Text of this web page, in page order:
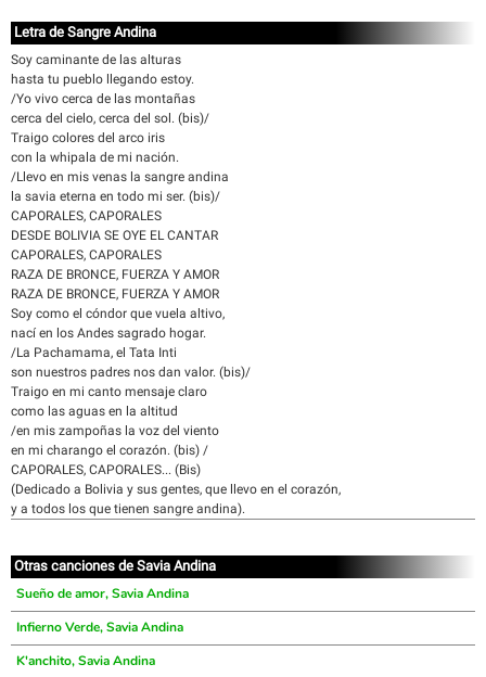
Letra de Sangre Andina
Soy caminante de las alturas
hasta tu pueblo llegando estoy.
/Yo vivo cerca de las montañas
cerca del cielo, cerca del sol. (bis)/
Traigo colores del arco iris
con la whipala de mi nación.
/Llevo en mis venas la sangre andina
la savia eterna en todo mi ser. (bis)/
CAPORALES, CAPORALES
DESDE BOLIVIA SE OYE EL CANTAR
CAPORALES, CAPORALES
RAZA DE BRONCE, FUERZA Y AMOR
RAZA DE BRONCE, FUERZA Y AMOR
Soy como el cóndor que vuela altivo,
nací en los Andes sagrado hogar.
/La Pachamama, el Tata Inti
son nuestros padres nos dan valor. (bis)/
Traigo en mi canto mensaje claro
como las aguas en la altitud
/en mis zampoñas la voz del viento
en mi charango el corazón. (bis) /
CAPORALES, CAPORALES... (Bis)
(Dedicado a Bolivia y sus gentes, que llevo en el corazón,
y a todos los que tienen sangre andina).
Otras canciones de Savia Andina
Sueño de amor, Savia Andina
Infierno Verde, Savia Andina
K'anchito, Savia Andina